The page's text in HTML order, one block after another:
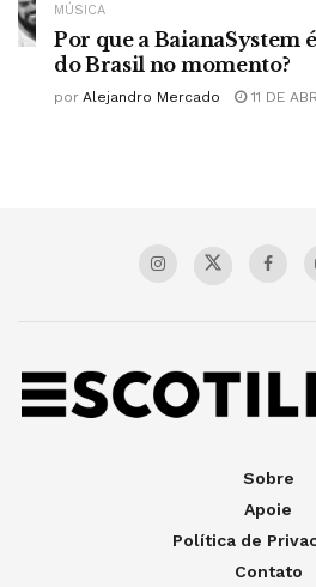
MÚSICA
Por que a BaianaSystem
do Brasil no momento?
por Alejandro Mercado 11 DE
Sobre
Apoie
Política de
Contato